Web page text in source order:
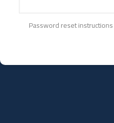
Password reset